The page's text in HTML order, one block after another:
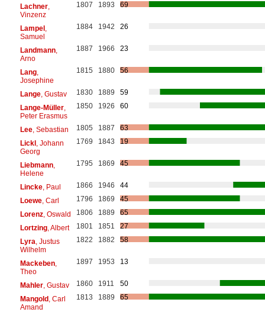
Lachner,
Vinzenz
1807 1893 69
Lampel,
Samuel
1884 1942 26
Landmann,
Arno
1887 1966 23
Lang,
Josephine
1815 1880 56
Lange, Gustav 1830 1889
59
Lange-Müller,
Peter Erasmus
1850 1926 60
Lee, Sebastian 1805 1887
63
Lickl, Johann
Georg
1769 1843 19
Liebmann,
Helene
1795 1869 45
Lincke, Paul 1866 1946
44
Loewe, Carl 1796 1869
45
Lorenz, Oswald 1806 1889
65
Lortzing, Albert 1801 1851
27
Lyra , Justus
Wilhelm
1822 1882 58
Mackeben,
Theo
1897 1953 13
Mahler, Gustav 1860 1911
50
Mangold, Carl
Amand
1813 1889 65